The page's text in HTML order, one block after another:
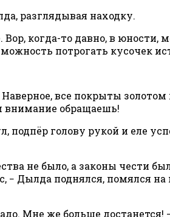
разглядывая находку.
когда-то давно, в
потрогать кусочек
все покрыты
внимание обращаешь!
подпёр голову рукой и
не было, а законы чести
− Дылда поднялся, помялся
Мне же больше